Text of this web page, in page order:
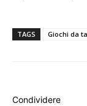
TAGS Giochi da
Condividere